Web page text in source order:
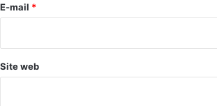
e
E-mail *
Site web